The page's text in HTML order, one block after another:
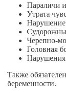
Параличи
Утрата
Черепно-
Головная
Нарушения
Также
беременности.